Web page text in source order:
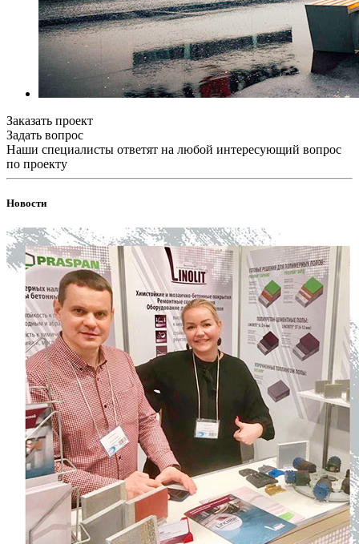
Заказать проект
Задать вопрос
Наши специалисты ответят на любой интересующий вопрос
по проекту
Новости